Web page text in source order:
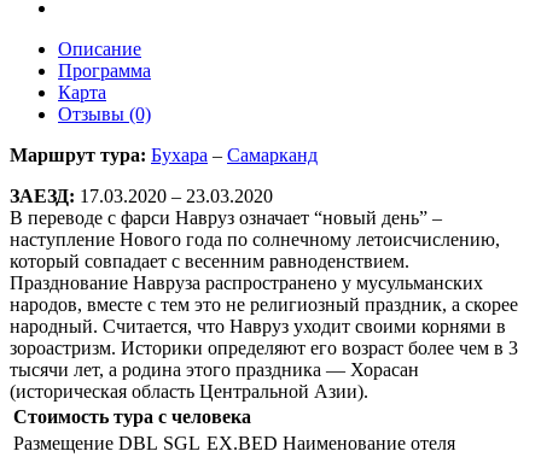
Описание
Программа
Карта
Отзывы (0)
Маршрут тура: Бухара – Самарканд
ЗАЕЗД: 17.03.2020 – 23.03.2020
В переводе с фарси Навруз означает “новый день” –
наступление Нового года по солнечному летоисчислению,
который совпадает с весенним равноденствием.
Празднование Навруза распространено у мусульманских
народов, вместе с тем это не религиозный праздник, а скорее
народный. Считается, что Навруз уходит своими корнями в
зороастризм. Историки определяют его возраст более чем в 3
тысячи лет, а родина этого праздника — Хорасан
(историческая область Центральной Азии).
Стоимость тура с человека
Размещение DBL SGL EX.BED Наиме­но­ва­ние отеля